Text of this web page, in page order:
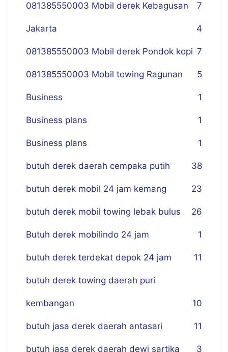
7
081385550003 Mobil derek Kebagusan
Jakarta 4
081385550003 Mobil derek Pondok kopi 7
081385550003 Mobil towing Ragunan 5
Business 1
Business plans 1
Business plans 1
butuh derek daerah cempaka putih 38
butuh derek mobil 24 jam kemang 23
butuh derek mobil towing lebak bulus 26
Butuh derek mobilindo 24 jam 1
butuh derek terdekat depok 24 jam 11
butuh derek towing daerah puri
kembangan 10
butuh jasa derek daerah antasari 11
butuh jasa derek daerah dewi sartika 3